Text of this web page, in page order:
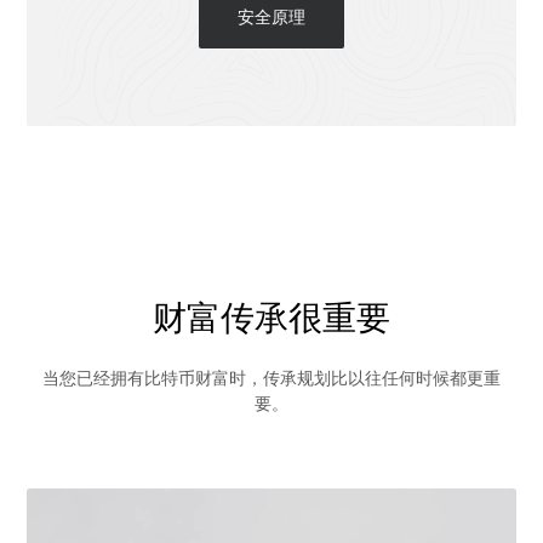
安全原理
财富传承很重要
当您已经拥有比特币财富时，传承规划比以往任何时候都更重
要。